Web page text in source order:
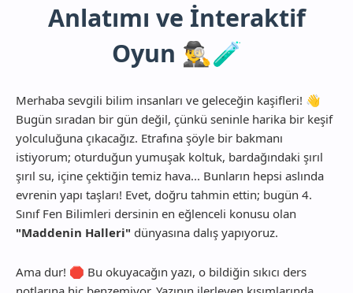
Anlatımı ve İnteraktif
Oyun 🕵️‍♂️🧪
Merhaba sevgili bilim insanları ve geleceğin kaşifleri! 👋
Bugün sıradan bir gün değil, çünkü seninle harika bir keşif
yolculuğuna çıkacağız. Etrafına şöyle bir bakmanı
istiyorum; oturduğun yumuşak koltuk, bardağındaki şırıl
şırıl su, içine çektiğin temiz hava... Bunların hepsi aslında
evrenin yapı taşları! Evet, doğru tahmin ettin; bugün 4.
Sınıf Fen Bilimleri dersinin en eğlenceli konusu olan
"Maddenin Halleri" dünyasına dalış yapıyoruz.
Ama dur! 🛑 Bu okuyacağın yazı, o bildiğin sıkıcı ders